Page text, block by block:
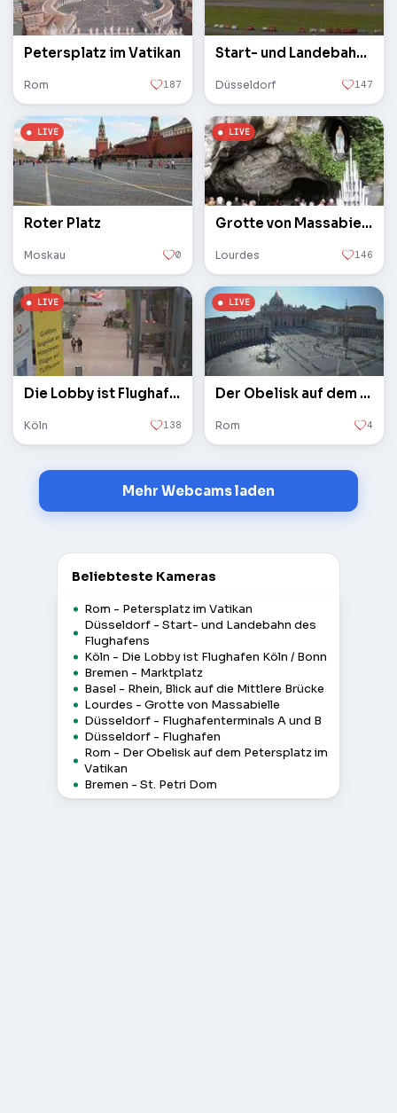
Petersplatz im Vatikan
Rom 187
Start- und Landebahn des Flughafens
Düsseldorf 147
Roter Platz
Moskau 0
Grotte von Massabielle
Lourdes 146
Die Lobby ist Flughafen Köln / Bonn
Köln 138
Der Obelisk auf dem Petersplatz im Vatikan
Rom 4
Mehr Webcams laden
Beliebteste Kameras
Rom - Petersplatz im Vatikan
Düsseldorf - Start- und Landebahn des
Flughafens
Köln - Die Lobby ist Flughafen Köln / Bonn
Bremen - Marktplatz
Basel - Rhein, Blick auf die Mittlere Brücke
Lourdes - Grotte von Massabielle
Düsseldorf - Flughafenterminals A und B
Düsseldorf - Flughafen
Rom - Der Obelisk auf dem Petersplatz im
Vatikan
Bremen - St. Petri Dom